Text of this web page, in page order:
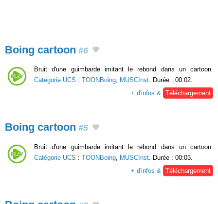
Boing cartoon #6
Bruit d'une guimbarde imitant le rebond dans un cartoon.
Catégorie UCS : TOONBoing, MUSCInst. Durée : 00:02.
+ d'infos & Téléchargement
Boing cartoon #5
Bruit d'une guimbarde imitant le rebond dans un cartoon.
Catégorie UCS : TOONBoing MUSCInst . Durée : 00:03.
+ d'infos &
Téléchargement